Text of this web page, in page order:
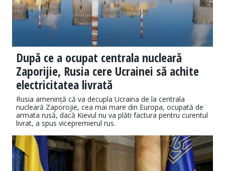
După ce a ocupat centrala nucleară
Zaporijie, Rusia cere Ucrainei să achite
electricitatea livrată
Rusia amenință că va decupla Ucraina de la centrala
nucleară Zaporojie, cea mai mare din Europa, ocupată de
armata rusă, dacă Kievul nu va plăti factura pentru curentul
livrat, a spus vicepremierul rus.